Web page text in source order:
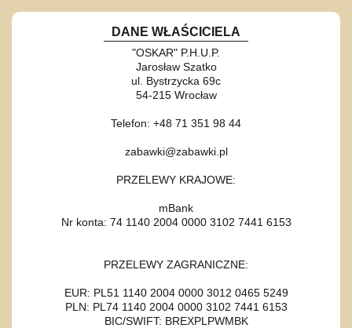
DANE WŁAŚCICIELA
"OSKAR" P.H.U.P.
Jarosław Szatko
ul. Bystrzycka 69c
54-215 Wrocław
Telefon: +48 71 351 98 44
zabawki@zabawki.pl
PRZELEWY KRAJOWE:
mBank
Nr konta: 74 1140 2004 0000 3102 7441 6153
PRZELEWY ZAGRANICZNE:
EUR: PL51 1140 2004 0000 3012 0465 5249
PLN: PL74 1140 2004 0000 3102 7441 6153
BIC/SWIFT: BREXPLPWMBK